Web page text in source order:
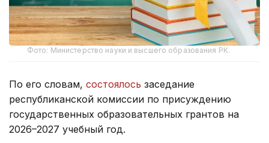
Фото: Министерство науки и высшего образования РК.
По его словам, состоялось заседание
республиканской комиссии по присуждению
государственных образовательных грантов на
2026–2027 учебный год.